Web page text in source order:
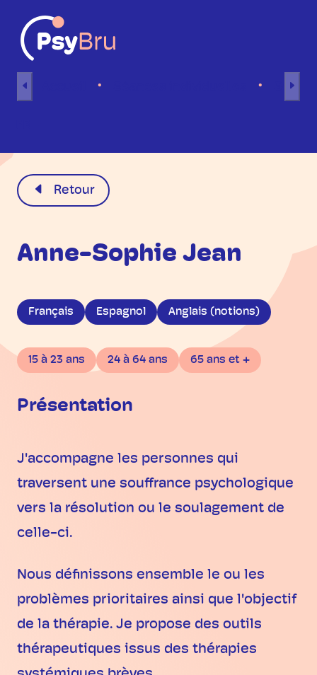
Retour
Anne-Sophie Jean
Français Espagnol Anglais (notions)
15 à 23 ans 24 à 64 ans 65 ans et +
Présentation
J'accompagne les personnes qui
traversent une souffrance psychologique
vers la résolution ou le soulagement de
celle-ci.
Nous définissons ensemble le ou les
problèmes prioritaires ainsi que l'objectif
de la thérapie. Je propose des outils
thérapeutiques issus des thérapies